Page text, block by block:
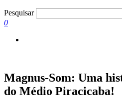
Pesquisar
0
Magnus-Som: Uma
do Médio Piracicaba!